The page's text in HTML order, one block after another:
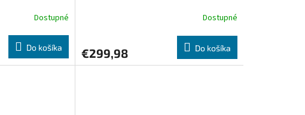
Dostupné
Do košíka
Dostupné
€299,98 Do košíka